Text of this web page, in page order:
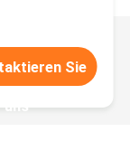
Sie
uns